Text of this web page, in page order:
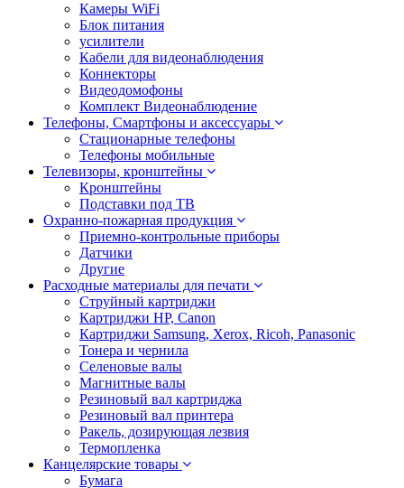
Камеры WiFi
Блок питания
усилители
Кабели для видеонаблюдения
Коннекторы
Видеодомофоны
Комплект Видеонаблюдение
Телефоны, Смартфоны и аксессуары
Стационарные телефоны
Телефоны мобильные
Телевизоры, кронштейны
Кронштейны
Подставки под ТВ
Охранно-пожарная продукция
Приемно-контрольные приборы
Датчики
Другие
Расходные материалы для печати
Струйный картриджи
Картриджи HP, Canon
Картриджи Samsung, Xerox, Ricoh, Panasonic
Тонера и чернила
Селеновые валы
Магнитные валы
Резиновый вал картриджа
Резиновый вал принтера
Ракель, дозирующая лезвия
Термопленка
Канцелярские товары
Бумага